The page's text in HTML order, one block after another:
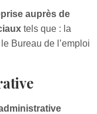
auprès de
tels que : la
Bureau de l’emploi